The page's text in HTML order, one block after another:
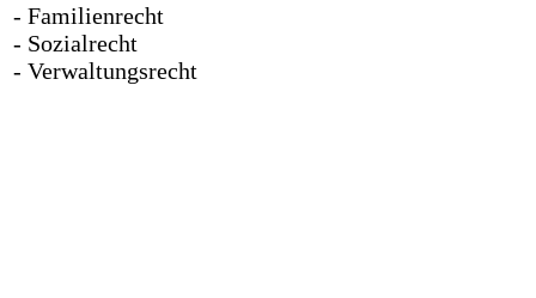
- Familienrecht
- Sozialrecht
- Verwaltungsrecht